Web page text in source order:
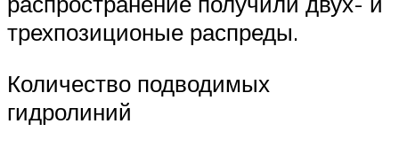
трехпозиционые распреды.
Количество подводимых
гидролиний